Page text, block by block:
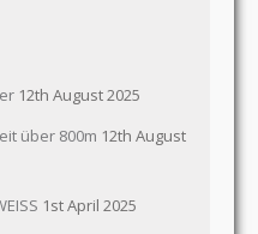
12th August 2025
über 800m 12th August
1st April 2025